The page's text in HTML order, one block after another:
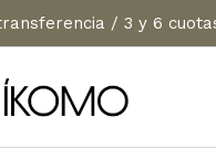
/ 3 y 6